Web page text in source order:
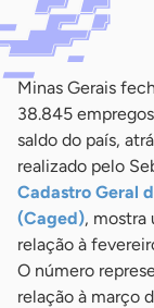
Minas Gerais
38.845
saldo do país,
realizado pelo
Cadastro Geral
(Caged), mostra
relação à
O número
relação à março